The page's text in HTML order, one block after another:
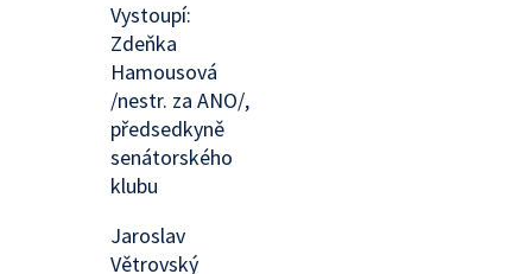
Vystoupí:
Zdeňka
Hamousová
/nestr. za ANO/,
předsedkyně
senátorského
klubu
Jaroslav
Větrovský